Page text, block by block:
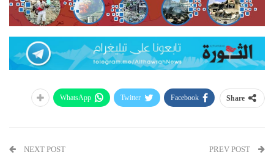
Share
Facebook
Twitter
WhatsApp
NEXT POST